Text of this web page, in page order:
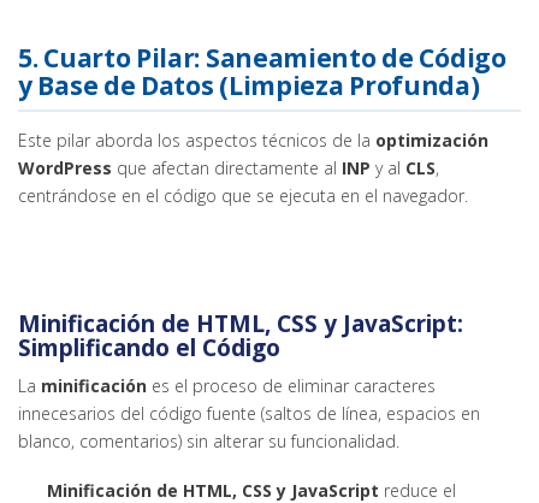
5. Cuarto Pilar: Saneamiento de Código
y Base de Datos (Limpieza Profunda)
Este pilar aborda los aspectos técnicos de la optimización
WordPress que afectan directamente al INP y al CLS,
centrándose en el código que se ejecuta en el navegador.
Minificación de HTML, CSS y JavaScript:
Simplificando el Código
La minificación es el proceso de eliminar caracteres
innecesarios del código fuente (saltos de línea, espacios en
blanco, comentarios) sin alterar su funcionalidad.
Minificación de HTML, CSS y JavaScript reduce el